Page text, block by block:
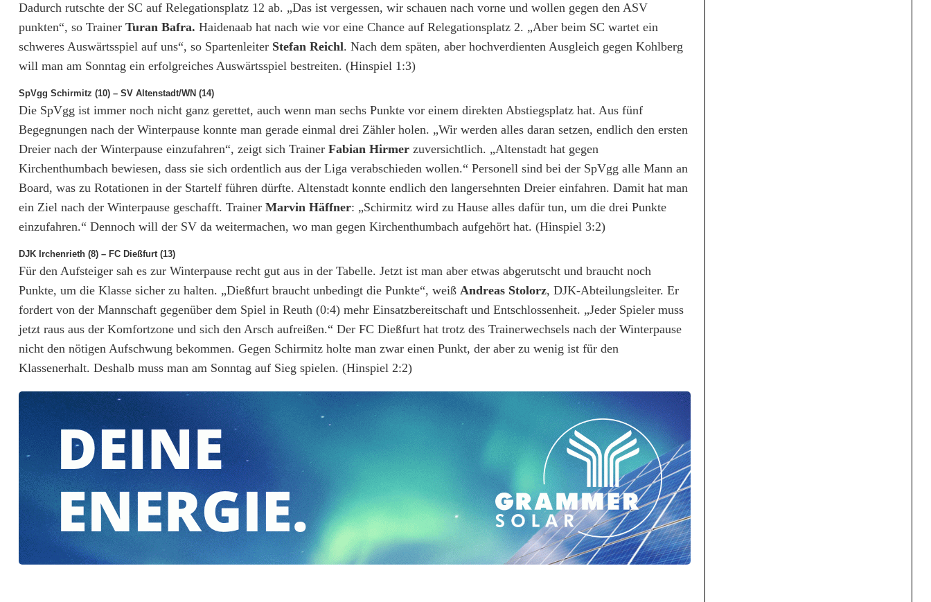
e
n
d
o
r
f
w
l
l
n
o
c
h
i
n
Dadurch rutschte der SC auf Relegationsplatz 12 ab. „Das ist vergessen, wir schauen nach vorne und wollen gegen den ASV
punkten“, so Trainer Turan Bafra. Haidenaab hat nach wie vor eine Chance auf Relegationsplatz 2. „Aber beim SC wartet ein
schweres Auswärtsspiel auf uns“, so Spartenleiter Stefan Reichl. Nach dem späten, aber hochverdienten Ausgleich gegen Kohlberg
will man am Sonntag ein erfolgreiches Auswärtsspiel bestreiten. (Hinspiel 1:3)
SpVgg Schirmitz (10) – SV Altenstadt/WN (14)
Die SpVgg ist immer noch nicht ganz gerettet, auch wenn man sechs Punkte vor einem direkten Abstiegsplatz hat. Aus fünf
Begegnungen nach der Winterpause konnte man gerade einmal drei Zähler holen. „Wir werden alles daran setzen, endlich den ersten
Dreier nach der Winterpause einzufahren“, zeigt sich Trainer Fabian Hirmer zuversichtlich. „Altenstadt hat gegen
Kirchenthumbach bewiesen, dass sie sich ordentlich aus der Liga verabschieden wollen.“ Personell sind bei der SpVgg alle Mann an
Board, was zu Rotationen in der Startelf führen dürfte. Altenstadt konnte endlich den langersehnten Dreier einfahren. Damit hat man
ein Ziel nach der Winterpause geschafft. Trainer Marvin Häffner: „Schirmitz wird zu Hause alles dafür tun, um die drei Punkte
einzufahren.“ Dennoch will der SV da weitermachen, wo man gegen Kirchenthumbach aufgehört hat. (Hinspiel 3:2)
DJK Irchenrieth (8) – FC Dießfurt (13)
Für den Aufsteiger sah es zur Winterpause recht gut aus in der Tabelle. Jetzt ist man aber etwas abgerutscht und braucht noch
Punkte, um die Klasse sicher zu halten. „Dießfurt braucht unbedingt die Punkte“, weiß Andreas Stolorz, DJK-Abteilungsleiter. Er
fordert von der Mannschaft gegenüber dem Spiel in Reuth (0:4) mehr Einsatzbereitschaft und Entschlossenheit. „Jeder Spieler muss
jetzt raus aus der Komfortzone und sich den Arsch aufreißen.“ Der FC Dießfurt hat trotz des Trainerwechsels nach der Winterpause
nicht den nötigen Aufschwung bekommen. Gegen Schirmitz holte man zwar einen Punkt, der aber zu wenig ist für den
Klassenerhalt. Deshalb muss man am Sonntag auf Sieg spielen. (Hinspiel 2:2)